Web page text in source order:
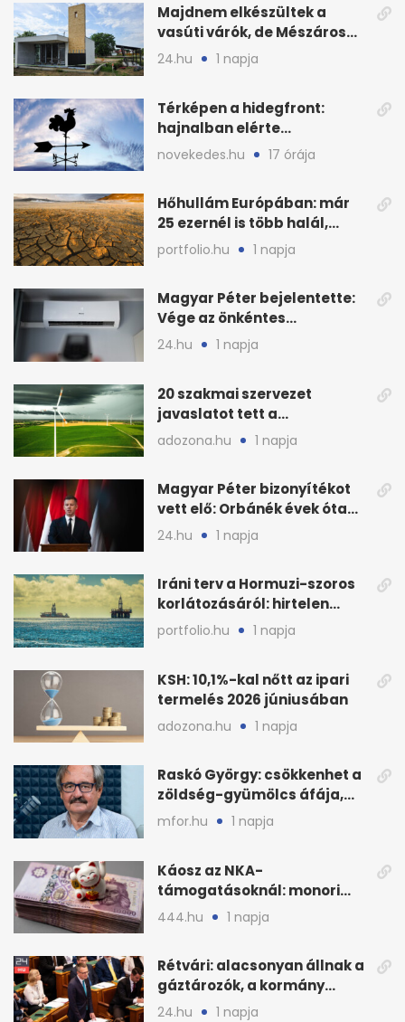
Majdnem elkészültek a
vasúti várók, de Mészáros
bizalmasa leromboltatja
24.hu 1 napja
Térképen a hidegfront:
hajnalban elérte
Magyarország határát
novekedes.hu 17 órája
Hőhullám Európában: már
25 ezernél is több halál,
folytatódhat
portfolio.hu 1 napja
Magyar Péter bejelentette:
Vége az önkéntes
fogyasztáscsökkentésnek
24.hu 1 napja
20 szakmai szervezet
javaslatot tett a
fenntartható szélenergia-
adozona.hu 1 napja
Magyar Péter bizonyítékot
vett elő: Orbánék évek óta
tudtak az energiarendszer
összeomlásáról
24.hu 1 napja
Iráni terv a Hormuzi-szoros
korlátozásáról: hirtelen
megugrott az olajár
portfolio.hu 1 napja
KSH: 10,1%-kal nőtt az ipari
termelés 2026 júniusában
adozona.hu 1 napja
Raskó György: csökkenhet a
zöldség-gyümölcs áfája,
bajban a kukorica
mfor.hu 1 napja
Káosz az NKA-
támogatásoknál: monori
civilek elszámolásai és
444.hu 1 napja
Rétvári: alacsonyan állnak a
gáztározók, a kormány
válságról válságra jut
24.hu 1 napja